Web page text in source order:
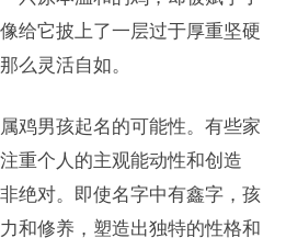
给它披上了一层过于厚重坚硬
么灵活自如。
鸡男孩起名的可能性。有些家
重个人的主观能动性和创造
绝对。即使名字中有鑫字，孩
和修养，塑造出独特的性格和